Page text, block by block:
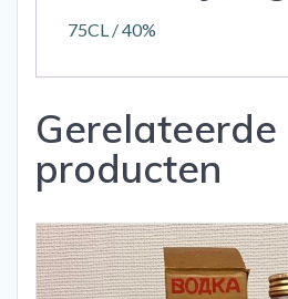
75CL / 40%
Gerelateerde
producten